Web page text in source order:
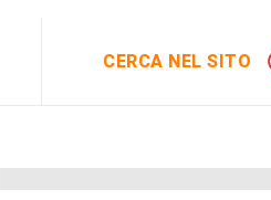
CERCA NEL SITO